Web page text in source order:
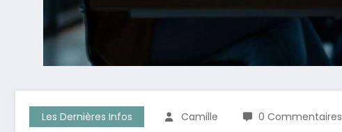
Les Dernières Infos Camille 0 Commentaires